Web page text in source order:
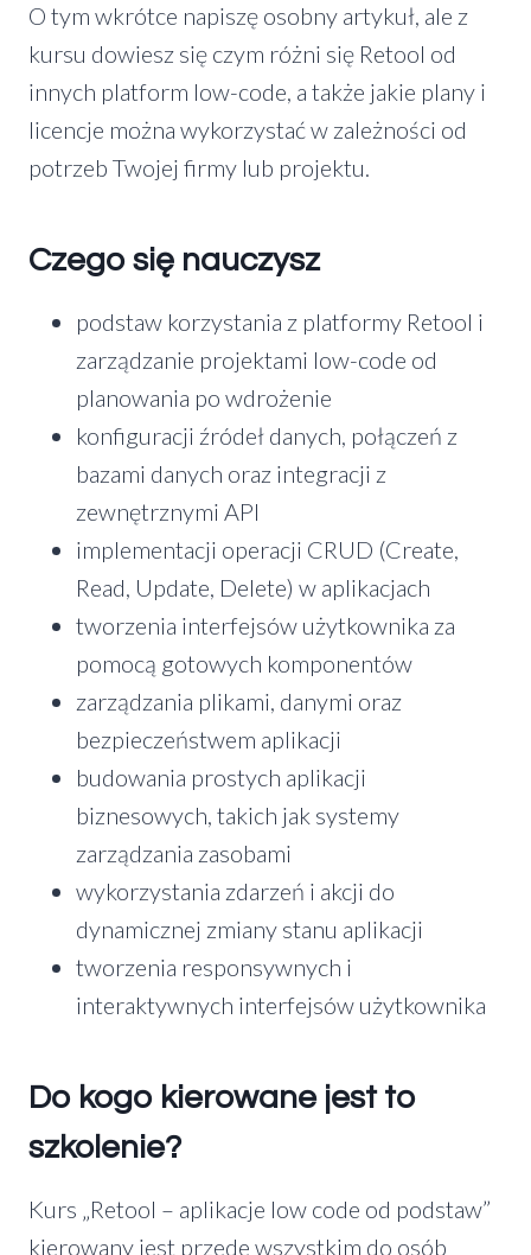
O tym wkrótce napiszę osobny artykuł, ale z
kursu dowiesz się czym różni się Retool od
innych platform low-code, a także jakie plany i
licencje można wykorzystać w zależności od
potrzeb Twojej firmy lub projektu.
Czego się nauczysz
podstaw korzystania z platformy Retool i
zarządzanie projektami low-code od
planowania po wdrożenie
konfiguracji źródeł danych, połączeń z
bazami danych oraz integracji z
zewnętrznymi API
implementacji operacji CRUD (Create,
Read, Update, Delete) w aplikacjach
tworzenia interfejsów użytkownika za
pomocą gotowych komponentów
zarządzania plikami, danymi oraz
bezpieczeństwem aplikacji
budowania prostych aplikacji
biznesowych, takich jak systemy
zarządzania zasobami
wykorzystania zdarzeń i akcji do
dynamicznej zmiany stanu aplikacji
tworzenia responsywnych i
interaktywnych interfejsów użytkownika
Do kogo kierowane jest to
szkolenie?
Kurs „Retool – aplikacje low code od podstaw”
kierowany jest przede wszystkim do osób